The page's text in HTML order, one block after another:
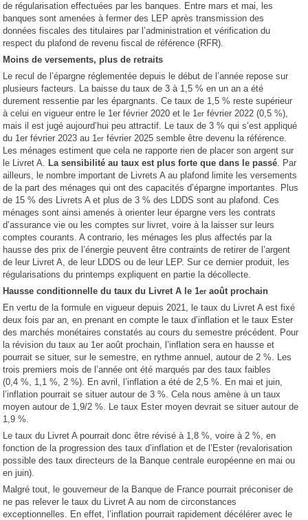
de régularisation effectuées par les banques. Entre mars et mai, les
banques sont amenées à fermer des LEP après transmission des
données fiscales des titulaires par l’administration et vérification du
respect du plafond de revenu fiscal de référence (RFR).
Moins de versements, plus de retraits
Le recul de l’épargne réglementée depuis le début de l’année repose sur
plusieurs facteurs. La baisse du taux de 3 à 1,5 % en un an a été
durement ressentie par les épargnants. Ce taux de 1,5 % reste supérieur
à celui en vigueur entre le 1er février 2020 et le 1er février 2022 (0,5 %),
mais il est jugé aujourd’hui peu attractif. Le taux de 3 % qui s’est appliqué
du 1er février 2023 au 1er février 2025 semble être devenu la référence.
Les ménages estiment que cela ne rapporte rien de placer son argent sur
le Livret A. La sensibilité au taux est plus forte que dans le passé. Par
ailleurs, le nombre important de Livrets A au plafond limite les versements
de la part des ménages qui ont des capacités d’épargne importantes. Plus
de 15 % des Livrets A et plus de 3 % des LDDS sont au plafond. Ces
ménages sont ainsi amenés à orienter leur épargne vers les contrats
d’assurance vie ou les comptes sur livret, voire à la laisser sur leurs
comptes courants. A contrario, les ménages les plus affectés par la
hausse des prix de l’énergie peuvent être contraints de retirer de l’argent
de leur Livret A, de leur LDDS ou de leur LEP. Sur ce dernier produit, les
régularisations du printemps expliquent en partie la décollecte.
Hausse conditionnelle du taux du Livret A le 1er août prochain
En vertu de la formule en vigueur depuis 2021, le taux du Livret A est fixé
deux fois par an, en prenant en compte le taux d’inflation et le taux Ester
des marchés monétaires constatés au cours du semestre précédent. Pour
la révision du taux au 1er août prochain, l’inflation sera en hausse et
pourrait se situer, sur le semestre, en rythme annuel, autour de 2 %. Les
trois premiers mois de l’année ont été marqués par des taux faibles
(0,4 %, 1,1 %, 2 %). En avril, l’inflation a été de 2,5 %. En mai et juin,
l’inflation pourrait se situer autour de 3 %. Cela nous amène à un taux
moyen autour de 1,9/2 %. Le taux Ester moyen devrait se situer autour de
1,9 %.
Le taux du Livret A pourrait donc être révisé à 1,8 %, voire à 2 %, en
fonction de la progression des taux d’inflation et de l’Ester (revalorisation
possible des taux directeurs de la Banque centrale européenne en mai ou
en juin).
Malgré tout, le gouverneur de la Banque de France pourrait préconiser de
ne pas relever le taux du Livret A au nom de circonstances
exceptionnelles. En effet, l’inflation pourrait rapidement décélérer avec le